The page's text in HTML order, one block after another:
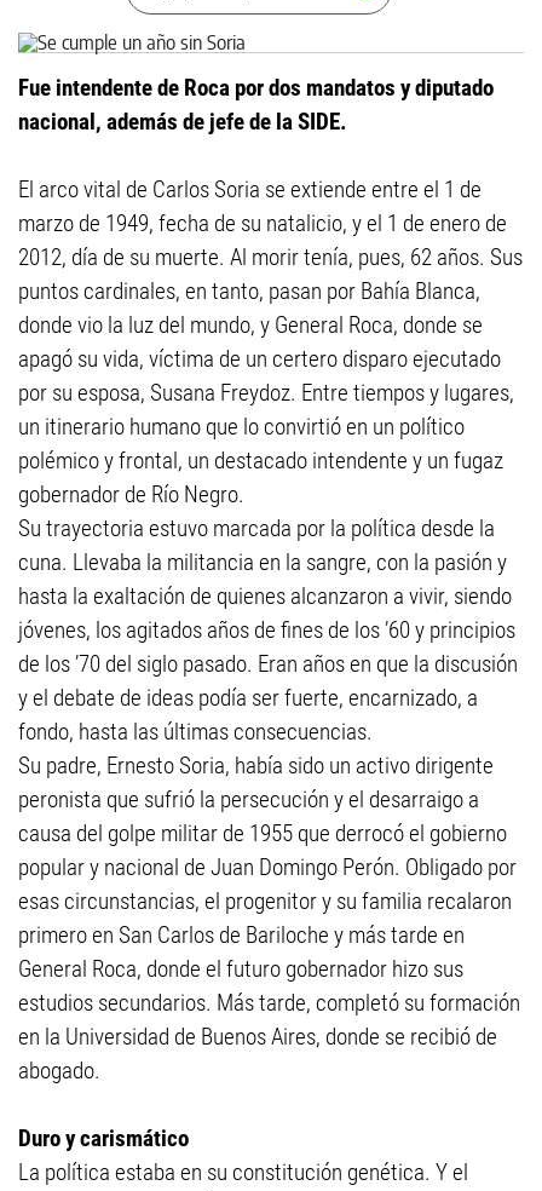
Fue intendente de Roca por dos mandatos y diputado
nacional, además de jefe de la SIDE.
El arco vital de Carlos Soria se extiende entre el 1 de
marzo de 1949, fecha de su natalicio, y el 1 de enero de
2012, día de su muerte. Al morir tenía, pues, 62 años. Sus
puntos cardinales, en tanto, pasan por Bahía Blanca,
donde vio la luz del mundo, y General Roca, donde se
apagó su vida, víctima de un certero disparo ejecutado
por su esposa, Susana Freydoz. Entre tiempos y lugares,
un itinerario humano que lo convirtió en un político
polémico y frontal, un destacado intendente y un fugaz
gobernador de Río Negro.
Su trayectoria estuvo marcada por la política desde la
cuna. Llevaba la militancia en la sangre, con la pasión y
hasta la exaltación de quienes alcanzaron a vivir, siendo
jóvenes, los agitados años de fines de los ’60 y principios
de los ’70 del siglo pasado. Eran años en que la discusión
y el debate de ideas podía ser fuerte, encarnizado, a
fondo, hasta las últimas consecuencias.
Su padre, Ernesto Soria, había sido un activo dirigente
peronista que sufrió la persecución y el desarraigo a
causa del golpe militar de 1955 que derrocó el gobierno
popular y nacional de Juan Domingo Perón. Obligado por
esas circunstancias, el progenitor y su familia recalaron
primero en San Carlos de Bariloche y más tarde en
General Roca, donde el futuro gobernador hizo sus
estudios secundarios. Más tarde, completó su formación
en la Universidad de Buenos Aires, donde se recibió de
abogado.
Duro y carismático
La política estaba en su constitución genética. Y el